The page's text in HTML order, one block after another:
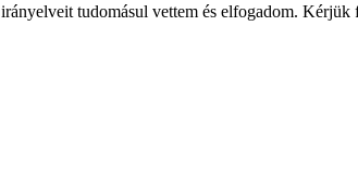
irányelveit tudomásul vettem és elfogadom. Kérjük